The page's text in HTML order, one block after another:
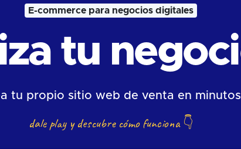
E-commerce para negocios digitales
tu
tu propio sitio web de venta en minutos
dale play y descubre cómo funciona 👇